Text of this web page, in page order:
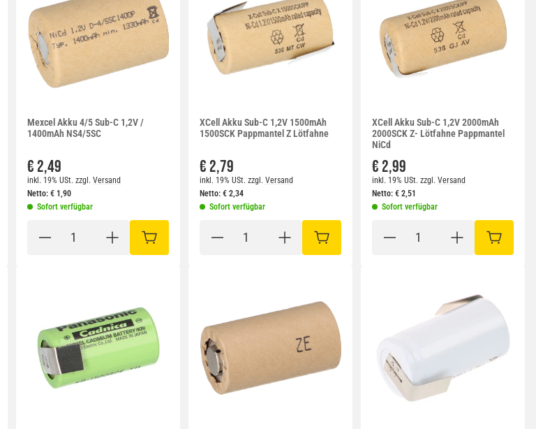
WARENKORB
Mexcel Akku 4/5 Sub-C 1,2V /
1400mAh NS4/5SC
€ 2,49
inkl. 19% USt. zzgl. Versand
Netto: € 1,90
Sofort verfügbar
IN DEN WARENKORB
XCell Akku Sub-C 1,2V 1500mAh
1500SCK Pappmantel Z Lötfahne
€ 2,79
inkl. 19% USt. zzgl. Versand
Netto: € 2,34
Sofort verfügbar
IN DEN WARENKORB
XCell Akku Sub-C 1,2V 2000mAh
2000SCK Z- Lötfahne Pappmantel
NiCd
€ 2,99
inkl. 19% USt. zzgl. Versand
Netto: € 2,51
Sofort verfügbar
IN DEN